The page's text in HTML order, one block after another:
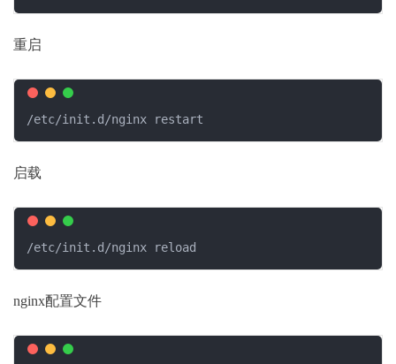
重启
/etc/init.d/nginx restart
启载
/etc/init.d/nginx reload
nginx配置文件